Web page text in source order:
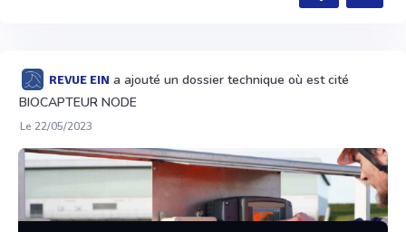
REVUE EIN a ajouté un dossier technique où est cité
BIOCAPTEUR NODE
Le 22/05/2023